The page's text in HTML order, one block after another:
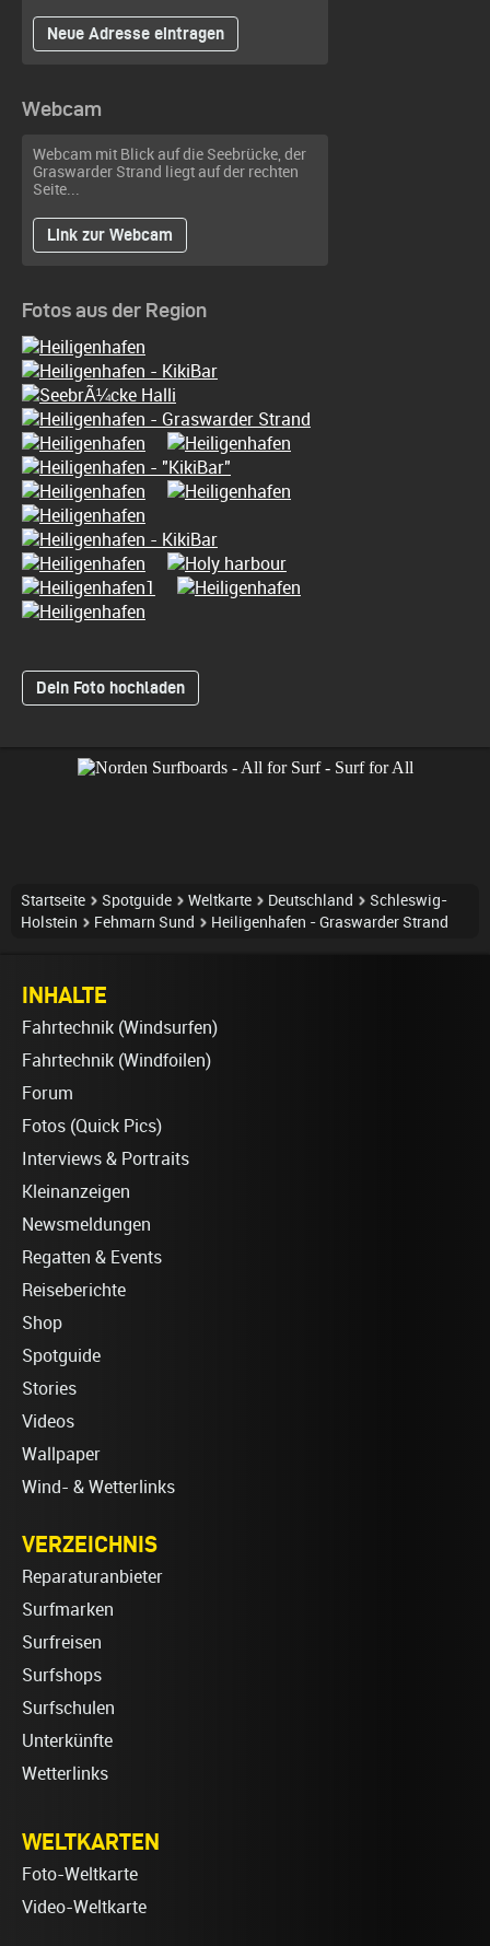
Neue Adresse eintragen
Webcam
Webcam mit Blick auf die Seebrücke, der
Graswarder Strand liegt auf der rechten
Seite...
Link zur Webcam
Fotos aus der Region
Dein Foto hochladen
Startseite Spotguide Weltkarte Deutschland
Schleswig-
Holstein
Fehmarn Sund Heiligenhafen - Graswarder Strand
INHALTE
Fahrtechnik (Windsurfen)
Fahrtechnik (Windfoilen)
Forum
Fotos (Quick Pics)
Interviews & Portraits
Kleinanzeigen
Newsmeldungen
Regatten & Events
Reiseberichte
Shop
Spotguide
Stories
Videos
Wallpaper
Wind- & Wetterlinks
VERZEICHNIS
Reparaturanbieter
Surfmarken
Surfreisen
Surfshops
Surfschulen
Unterkünfte
Wetterlinks
WELTKARTEN
Foto-Weltkarte
Video-Weltkarte